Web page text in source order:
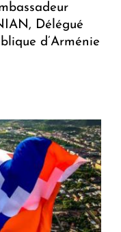
Délégué
d’Arménie